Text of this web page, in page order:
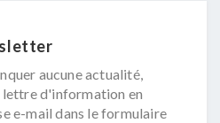
aucune actualité,
d'information en
e-mail dans le formulaire